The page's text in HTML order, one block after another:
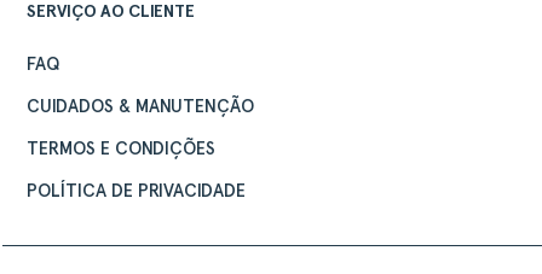
SERVIÇO AO CLIENTE
FAQ
CUIDADOS & MANUTENÇÃO
TERMOS E CONDIÇÕES
POLÍTICA DE PRIVACIDADE